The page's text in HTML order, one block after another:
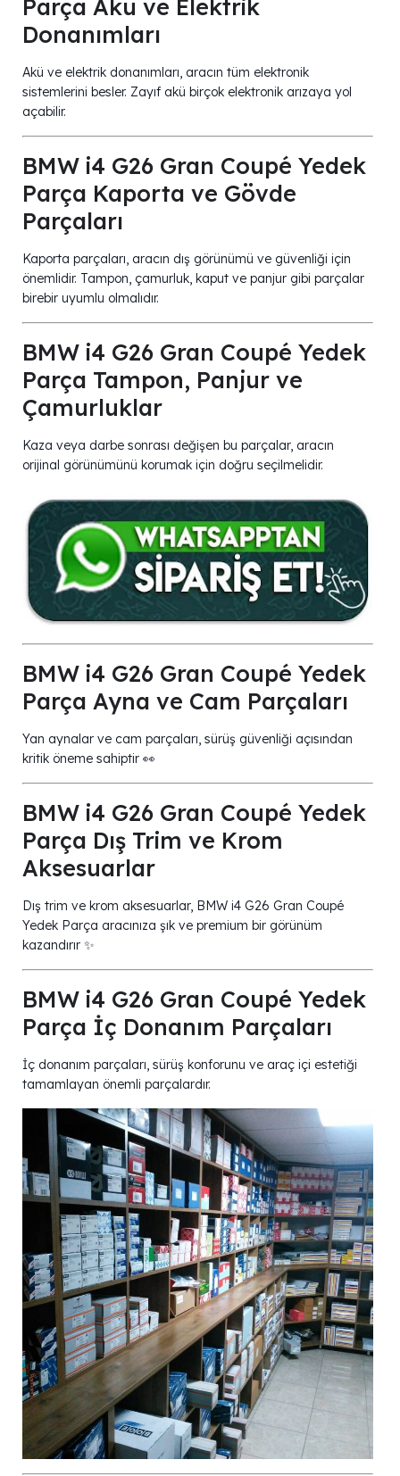
Parça Akü ve Elektrik
Donanımları
Akü ve elektrik donanımları, aracın tüm elektronik
sistemlerini besler. Zayıf akü birçok elektronik arızaya yol
açabilir.
BMW i4 G26 Gran Coupé Yedek
Parça Kaporta ve Gövde
Parçaları
Kaporta parçaları, aracın dış görünümü ve güvenliği için
önemlidir. Tampon, çamurluk, kaput ve panjur gibi parçalar
birebir uyumlu olmalıdır.
BMW i4 G26 Gran Coupé Yedek
Parça Tampon, Panjur ve
Çamurluklar
Kaza veya darbe sonrası değişen bu parçalar, aracın
orijinal görünümünü korumak için doğru seçilmelidir.
BMW i4 G26 Gran Coupé Yedek
Parça Ayna ve Cam Parçaları
Yan aynalar ve cam parçaları, sürüş güvenliği açısından
kritik öneme sahiptir 👀
BMW i4 G26 Gran Coupé Yedek
Parça Dış Trim ve Krom
Aksesuarlar
Dış trim ve krom aksesuarlar, BMW i4 G26 Gran Coupé
Yedek Parça aracınıza şık ve premium bir görünüm
kazandırır ✨
BMW i4 G26 Gran Coupé Yedek
Parça İç Donanım Parçaları
İç donanım parçaları, sürüş konforunu ve araç içi estetiği
tamamlayan önemli parçalardır.